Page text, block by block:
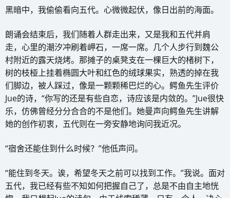
黑暗中，我偷偷看向五代。心微微起伏，像日出前的海面。
朗诵会结束后，我们随着人群走出来，又是我和五代并肩
走，心里的潮汐冲刷着岬石，一席一席。几个人步行到魏公
村附近的露天烧烤。那摊子的桌凳支在一棵巨大的楮树下，
树的枝桠上挂着椭圆大叶和红色的绒球果实，熟透的掉在我
们脚边，被人踩过，像是一颗颗稀巴烂的心。鳄鱼先生评价
Jue的诗，“你写的还是有些自恋，诗应该是内敛的。”Jue很快
乐，仿佛曾经分分合合的不是他们。她曼声向鳄鱼先生讲解
她的创作初衷，五代则在一旁安静地询问我近况。
“宿舍还能住到什么时候？”他低声问。
“能住到冬天。诶，希望冬天之前可以找到工作。”我说。面对
五代，我已经有些不知如何把握自己了，总是不由自主地恍